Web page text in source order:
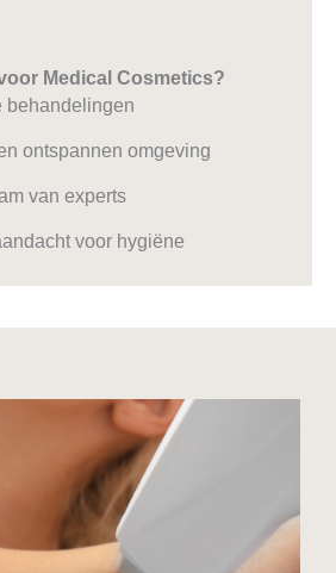
Medical Cosmetics?
behandelingen
ontspannen omgeving
van experts
voor hygiëne